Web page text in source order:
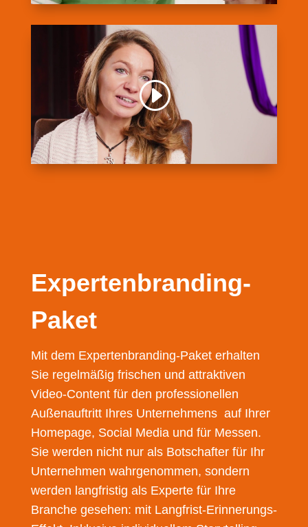
Expertenbranding-
Paket
Mit dem Experten­branding-Paket erhalten
Sie regelmäßig frischen und attraktiven
Video-Content für den professionellen
Außenauftritt Ihres Unternehmens auf Ihrer
Homepage, Social Media und für Messen.
Sie werden nicht nur als Botschafter für Ihr
Unternehmen wahrgenommen, sondern
werden langfristig als Experte für Ihre
Branche gesehen: mit Langfrist-Erinnerungs-